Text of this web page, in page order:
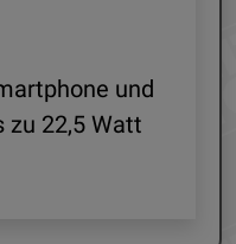
und
zu 22,5 Watt